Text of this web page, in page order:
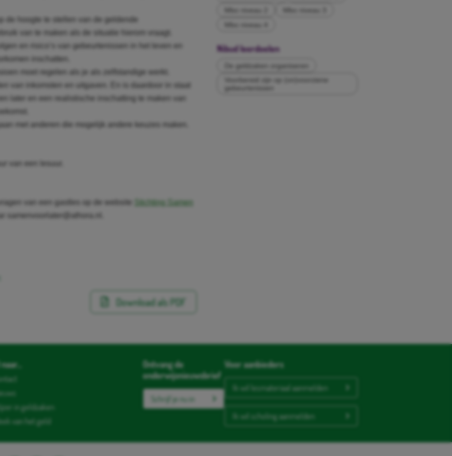
de hoogte te stellen van de geldende
van te maken als de situatie hierom vraagt.
en risico’s van gebeurtenissen in het leven en
inschatten.
moet regelen als je als zelfstandige werkt.
van inkomsten en uitgaven. En is daardoor in staat
later en een realistische inschatting te maken van
met anderen die mogelijk andere keuzes maken.
van een lesuur.
van een gastles op de website
Stichting Samen
samenvoorlater@athora.nl.
Download als PDF
Nibud leerdoelen
De geldzaken organiseren
gebeurtenissen
in geldzaken
van het geld
Ontvang de
onderwijsnieuwsbrief
Schrijf je nu in
Voor aanbieders
Ik wil lesmateriaal aanmelden
Ik wil scholing aanmelden